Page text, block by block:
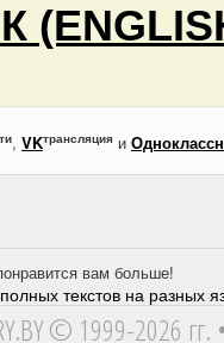
, VKтрансляция и
вам больше!
© 1999-2026 гг.